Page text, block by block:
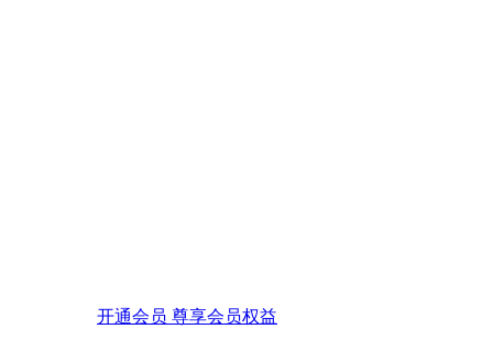
开通会员 尊享会员权益